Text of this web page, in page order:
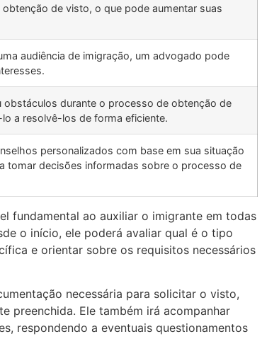
de visto, o que pode aumentar suas
audiência de imigração, um advogado pode
obstáculos durante o processo de obtenção de
a resolvê-los de forma eficiente.
personalizados com base em sua situação
tomar decisões informadas sobre o processo de
fundamental ao auxiliar o imigrante em todas
o início, ele poderá avaliar qual é o tipo
e orientar sobre os requisitos necessários
necessária para solicitar o visto,
preenchida. Ele também irá acompanhar
respondendo a eventuais questionamentos